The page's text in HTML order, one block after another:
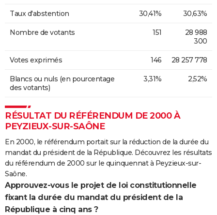
Taux d'abstention 30,41% 30,63%
Nombre de votants 151
28 988
300
Votes exprimés 146 28 257 778
Blancs ou nuls (en pourcentage
des votants)
3,31% 2,52%
RÉSULTAT DU RÉFÉRENDUM DE 2000 À
PEYZIEUX-SUR-SAÔNE
En 2000, le référendum portait sur la réduction de la durée du
mandat du président de la République. Découvrez les résultats
du référendum de 2000 sur le quinquennat à Peyzieux-sur-
Saône.
Approuvez-vous le projet de loi constitutionnelle
fixant la durée du mandat du président de la
République à cinq ans ?